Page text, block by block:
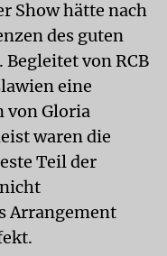
Show hätte nach
des guten
von RCB
eine
von Gloria
waren die
Teil der
Arrangement